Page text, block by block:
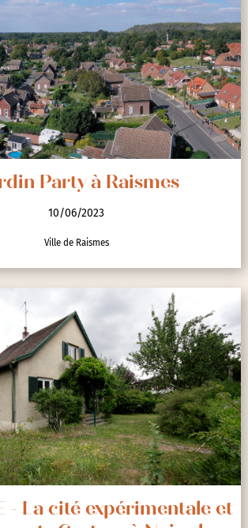
Party à Raismes
10/06/2023
Ville de Raismes
- La cité expérimentale et